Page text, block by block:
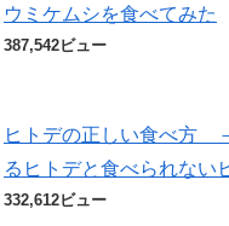
ウミケムシを食べてみた
387,542ビュー
ヒトデの正しい食べ方
るヒトデと食べられない
332,612ビュー